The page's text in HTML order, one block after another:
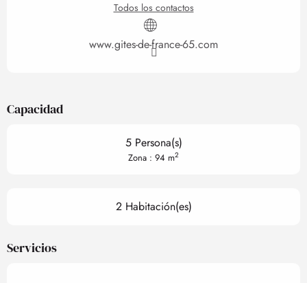
Todos los contactos
www.gites-de-france-65.com
Capacidad
5 Persona(s)
Zona : 94 m2
2 Habitación(es)
Servicios